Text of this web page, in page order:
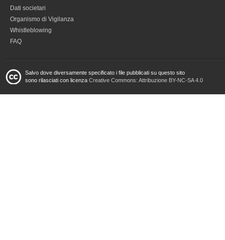
Dati societari
Organismo di Vigilanza
Whistleblowing
FAQ
Salvo dove diversamente specificato i file pubblicati su questo sito
sono rilasciati con licenza Creative Commons: Attribuzione BY-NC-SA 4.0